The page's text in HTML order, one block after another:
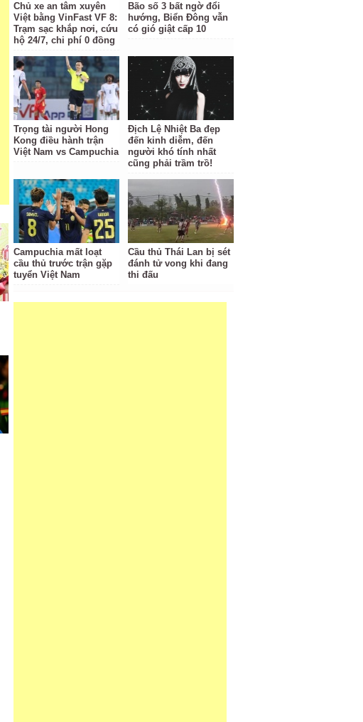
Chủ xe an tâm xuyên
Việt bằng VinFast VF 8:
Trạm sạc khắp nơi, cứu
hộ 24/7, chi phí 0 đồng
Bão số 3 bất ngờ đổi
hướng, Biển Đông vẫn
có gió giật cấp 10
Trọng tài người Hong
Kong điều hành trận
Việt Nam vs Campuchia
Địch Lệ Nhiệt Ba đẹp
đến kinh diễm, đến
người khó tính nhất
cũng phải trầm trồ!
Campuchia mất loạt
cầu thủ trước trận gặp
tuyển Việt Nam
Cầu thủ Thái Lan bị sét
đánh tử vong khi đang
thi đấu